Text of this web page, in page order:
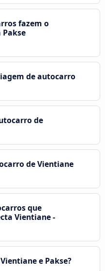
fazem o
Pakse
de autocarro
de
de Vientiane
que
Vientiane -
e Pakse?